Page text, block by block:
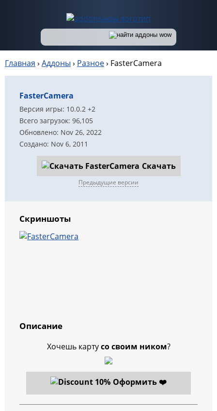
Главная › Аддоны › Разное› FasterCamera
FasterCamera
Версия игры: 10.0.2 +2
Всего загрузок: 96,105
Обновлено: Nov 26, 2022
Создано: Nov 6, 2011
Скачать
Предыдущие версии
Скриншоты
Описание
Хочешь картусо своим ником?
Оформить ❤️